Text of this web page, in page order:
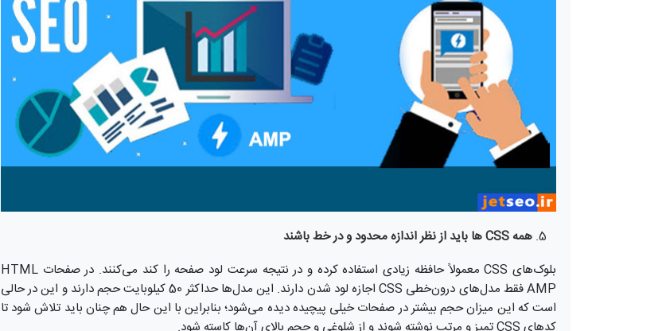
همه CSS ها باید از نظر اندازه محدود و در خط باشند
بلوک‌های CSS معمولاً حافظه زیادی استفاده کرده و در نتیجه سرعت لود صفحه را کند می‌کنند. در صفحات HTML
AMP فقط مدل‌های درون‌خطی CSS اجازه لود شدن دارند. این مدل‌ها حداکثر 50 کیلوبایت حجم دارند و این در حالی
است که این میزان حجم بیشتر در صفحات خیلی پیچیده دیده می‌شود؛ بنابراین با این حال هم چنان باید تلاش شود تا